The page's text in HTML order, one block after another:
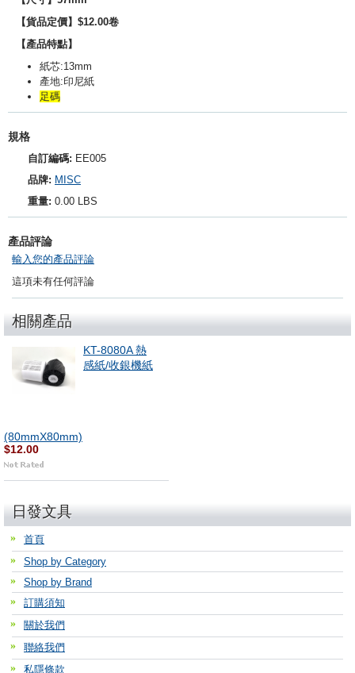
【貨品定價】$12.00卷
【產品特點】
紙芯:13mm
產地:印尼紙
足碼
規格
自訂編碼: EE005
品牌: MISC
重量: 0.00 LBS
產品評論
輸入您的產品評論
這項未有任何評論
相關產品
KT-8080A 熱
感紙/收銀機紙
(80mmX80mm)
$12.00
日發文具
首頁
Shop by Category
Shop by Brand
訂購須知
關於我們
聯絡我們
私隱條款